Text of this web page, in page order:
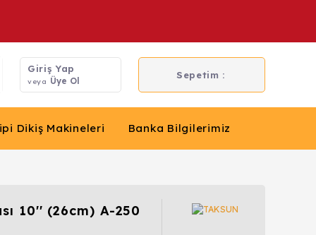
Giriş Yap
veya Üye Ol
Sepetim :
Dikiş Makineleri Banka Bilgilerimiz
10'' (26cm) A-250